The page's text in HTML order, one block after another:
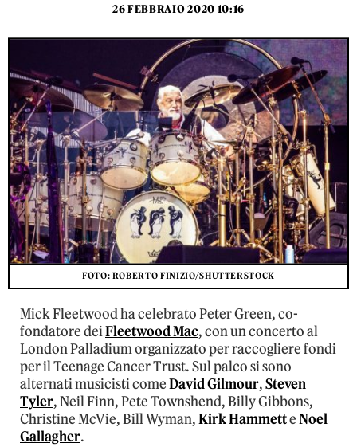
26 FEBBRAIO 2020 10:16
FOTO: ROBERTO FINIZIO/SHUTTERSTOCK
Mick Fleetwood ha celebrato Peter Green, co-
fondatore deiFleetwood Mac, con un concerto al
London Palladium organizzato per raccogliere fondi
per il Teenage Cancer Trust. Sul palco si sono
alternati musicisti comeDavid Gilmour,Steven
Tyler, Neil Finn, Pete Townshend, Billy Gibbons,
Christine McVie, Bill Wyman,Kirk HammetteNoel
Gallagher.